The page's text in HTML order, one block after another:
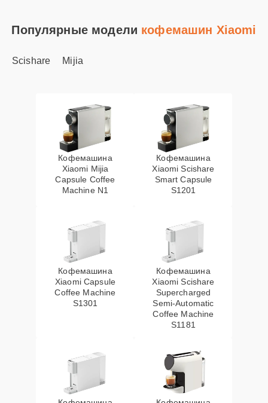
Популярные модели кофемашин Xiaomi
Scishare Mijia
Кофемашина
Xiaomi Mijia
Capsule Coffee
Machine N1
Кофемашина
Xiaomi Scishare
Smart Capsule
S1201
Кофемашина
Xiaomi Capsule
Coffee Machine
S1301
Кофемашина
Xiaomi Scishare
Supercharged
Semi‑Automatic
Coffee Machine
S1181